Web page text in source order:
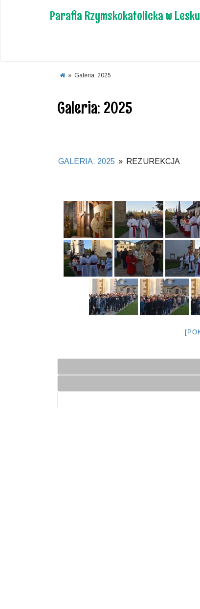
Parafia Rzymskokatolicka w Lesku
» Galeria: 2025
Galeria: 2025
GALERIA: 2025 » REZUREKCJA